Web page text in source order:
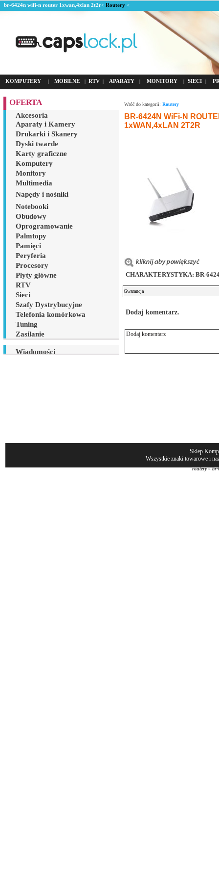
br-6424n wifi-n router 1xwan,4xlan 2t2r< Routery <
KOMPUTERY | MOBILNE | RTV | APARATY | MONITORY | SIECI |
OFERTA
Akcesoria
Aparaty i Kamery
Drukarki i Skanery
Dyski twarde
Karty graficzne
Komputery
Monitory
Multimedia
Napędy i nośniki
Notebooki
Obudowy
Oprogramowanie
Palmtopy
Pamięci
Peryferia
Procesory
Płyty główne
RTV
Sieci
Szafy Dystrybucyjne
Telefonia komórkowa
Tuning
Zasilanie
Wiadomości
Wróć do kategorii: Routery
BR-6424N WiFi-N
1xWAN,4xLAN 2T2R
CHARAKTERYSTYKA: BR-
Gwarancja
Dodaj komentarz.
Sklep
Wszystkie znaki towarowe i
routery»br-